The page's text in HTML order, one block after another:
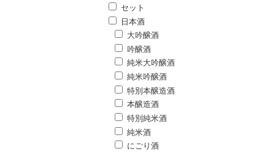
セット
日本酒
大吟醸酒
吟醸酒
純米大吟醸酒
純米吟醸酒
特別本醸造酒
本醸造酒
特別純米酒
純米酒
にごり酒